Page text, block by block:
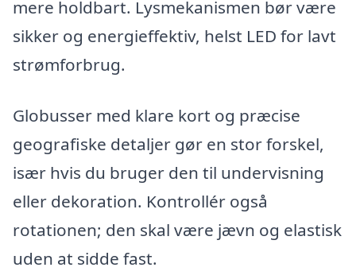
mere holdbart. Lysmekanismen bør være
sikker og energieffektiv, helst LED for lavt
strømforbrug.
Globusser med klare kort og præcise
geografiske detaljer gør en stor forskel,
især hvis du bruger den til undervisning
eller dekoration. Kontrollér også
rotationen; den skal være jævn og elastisk
uden at sidde fast.